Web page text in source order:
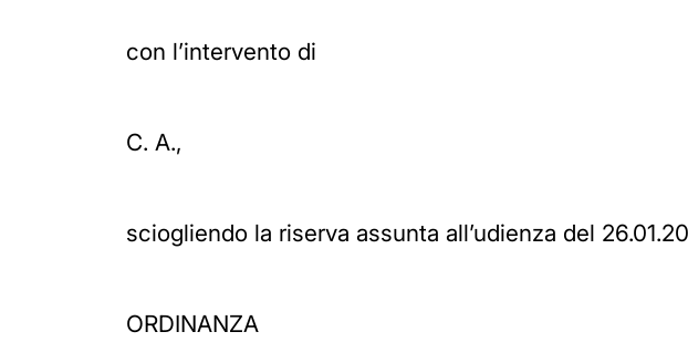
con l’intervento di
C. A.,
sciogliendo la riserva assunta all’udienza del
ORDINANZA